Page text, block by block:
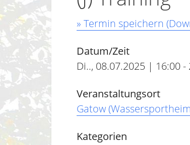
» Termin speichern
Datum/Zeit
Di.., 08.07.2025 | 16:00 -
Veranstaltungsort
Gatow
Kategorien